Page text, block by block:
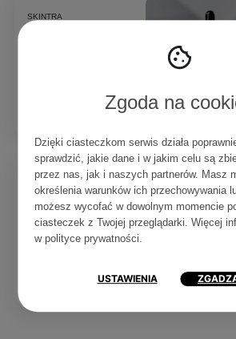
Zgoda na
Dzięki ciasteczkom serwis działa
sprawdzić, jakie dane i w jakim celu są
przez nas, jak i naszych partnerów. Masz
określenia warunków ich przechowywania
możesz wycofać w dowolnym momencie
ciasteczek z Twojej przeglądarki. Więcej
w polityce prywatności.
USTAWIENIA
SKINTRA
4 min
COSIBELLA CORNER
Oczyszczanie
wodorowe –
Cosibella Corner